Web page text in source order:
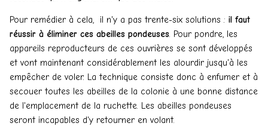
Pour remédier à cela, il n'y a pas trente-six solutions : il faut
réussir à éliminer ces abeilles pondeuses . Pour pondre, les
appareils reproducteurs de ces ouvrières se sont développés
et vont maintenant considérablement les alourdir jusqu'à les
empêcher de voler. La technique consiste donc à enfumer et à
secouer toutes les abeilles de la colonie à une bonne distance
de l'emplacement de la ruchette. Les abeilles pondeuses
seront incapables d'y retourner en volant.